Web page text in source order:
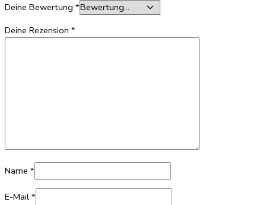
Deine Bewertung *
Deine Rezension *
Name *
E-Mail *